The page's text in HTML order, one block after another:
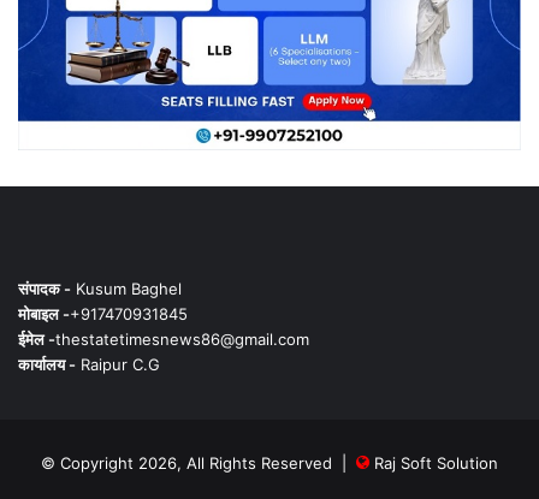
संपादक - Kusum Baghel
मोबाइल -+917470931845
ईमेल -thestatetimesnews86@gmail.com
कार्यालय - Raipur C.G
© Copyright 2026, All Rights Reserved | Raj Soft Solution